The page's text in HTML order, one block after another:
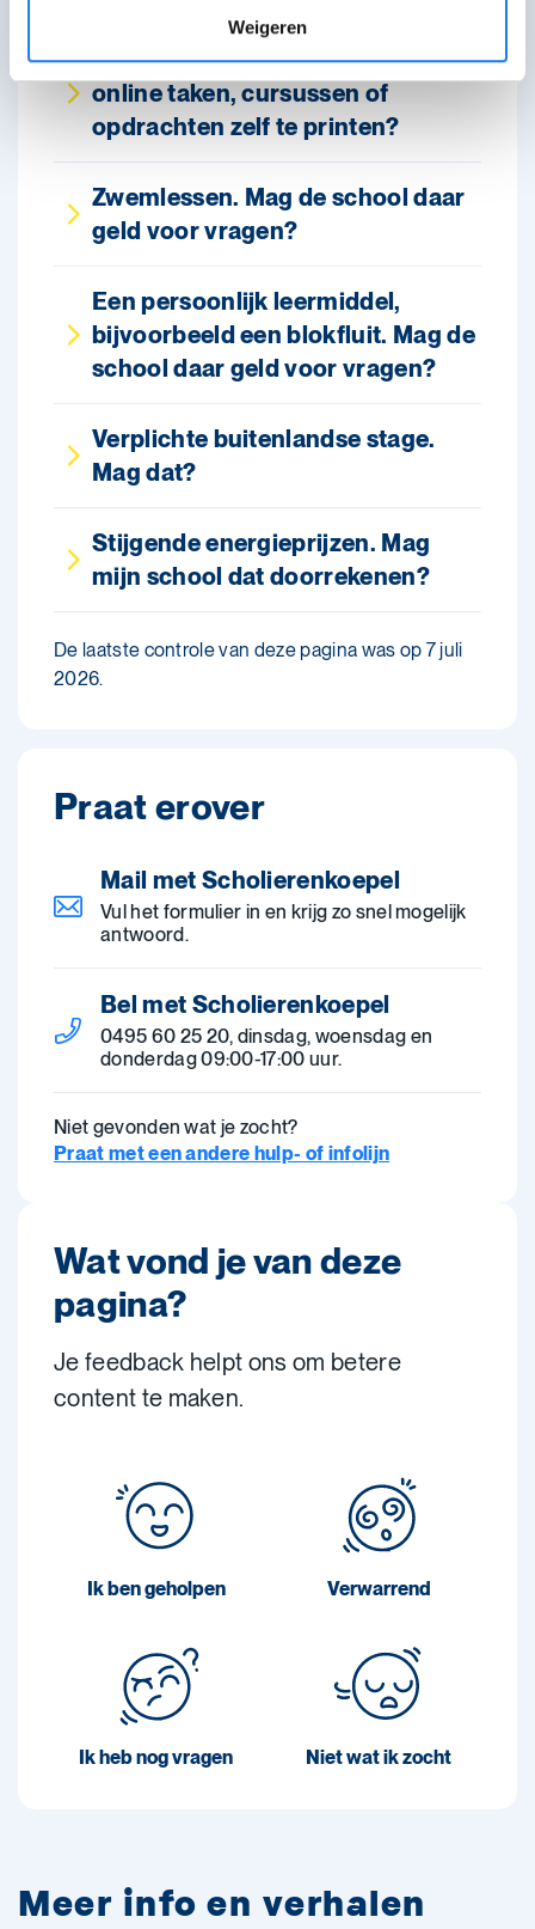
Weigeren
Kan de school mij verplichten om
online taken, cursussen of
opdrachten zelf te printen?
Zwemlessen. Mag de school daar
geld voor vragen?
Een persoonlijk leermiddel,
bijvoorbeeld een blokfluit. Mag de
school daar geld voor vragen?
Verplichte buitenlandse stage.
Mag dat?
Stijgende energieprijzen. Mag
mijn school dat doorrekenen?
De laatste controle van deze pagina was op 7 juli
2026.
Praat erover
Mail met Scholierenkoepel
Vul het formulier in en krijg zo snel mogelijk
antwoord.
Bel met Scholierenkoepel
0495 60 25 20, dinsdag, woensdag en
donderdag 09:00-17:00 uur.
Niet gevonden wat je zocht?
Praat met een andere hulp- of infolijn
Wat vond je van deze
pagina?
Je feedback helpt ons om betere
content te maken.
Ik ben geholpen Verwarrend
Ik heb nog vragen Niet wat ik zocht
Meer info en verhalen